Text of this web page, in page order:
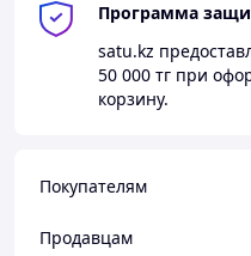
Программа
satu.kz
50 000 тг при
корзину.
Покупателям
Продавцам